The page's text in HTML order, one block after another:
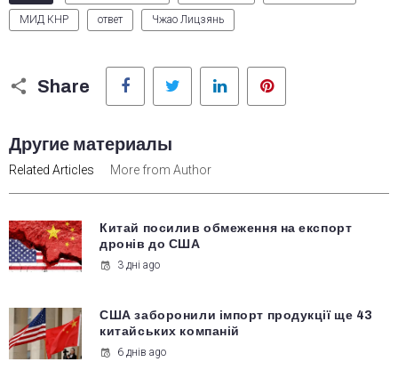
МИД КНР ответ Чжао Лицзянь
Share
Facebook Twitter LinkedIn
Другие материалы
Related Articles More from Author
Китай посилив обмеження на експорт
дронів до США
3 дні ago
США заборонили імпорт продукції ще 43
китайських компаній
6 днів ago